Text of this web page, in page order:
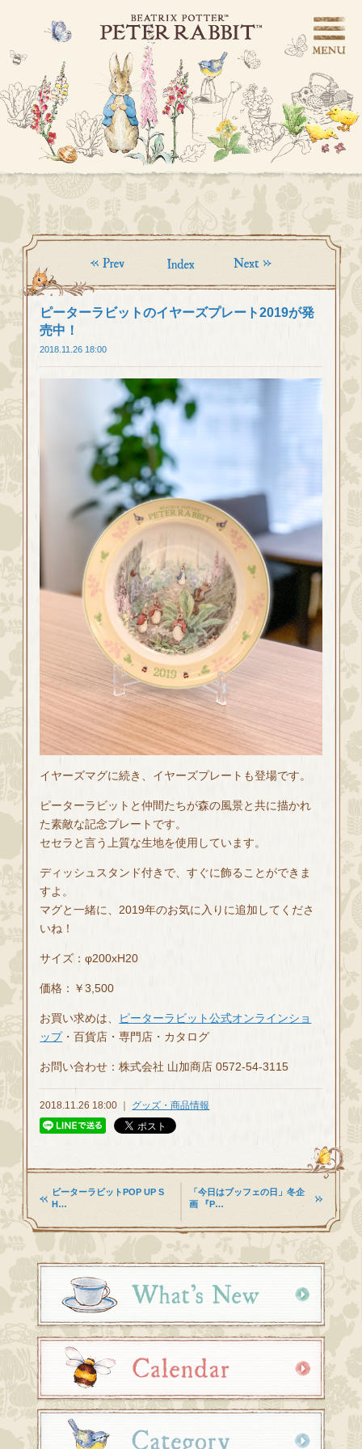
ピーターラビットのイヤーズプレート2019が発
売中！
2018.11.26 18:00
イヤーズマグに続き、イヤーズプレートも登場です。
ピーターラビットと仲間たちが森の風景と共に描かれ
た素敵な記念プレートです。
セセラと言う上質な生地を使用しています。
ディッシュスタンド付きで、すぐに飾ることができま
すよ。
マグと一緒に、2019年のお気に入りに追加してくださ
いね！
サイズ：φ200xH20
価格：￥3,500
お買い求めは、
ピーターラビット公式オンラインショ
ップ・百貨店・専門店・カタログ
お問い合わせ：株式会社 山加商店 0572-54-3115
2018.11.26 18:00 ｜ グッズ・商品情報
ピーターラビットPOP UP S
H…
「今日はブッフェの日」冬企
画 『P…